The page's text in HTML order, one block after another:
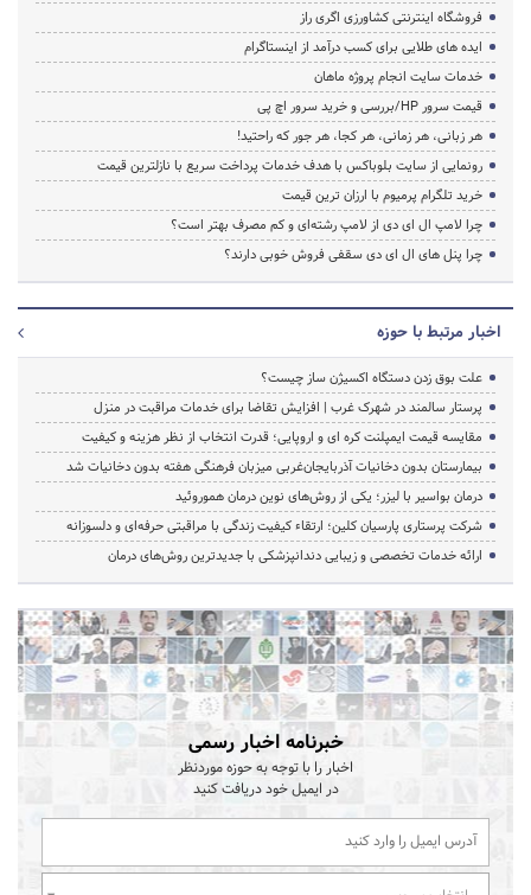
فروشگاه اینترنتی کشاورزی اگری راز
ایده های طلایی برای کسب درآمد از اینستاگرام
خدمات سایت انجام پروژه ماهان
قیمت سرور HP/بررسی و خرید سرور اچ پی
هر زبانی، هر زمانی، هر کجا، هر جور که راحتید!
رونمایی از سایت بلوباکس با هدف خدمات پرداخت سریع با نازلترین قیمت
خرید تلگرام پرمیوم با ارزان ترین قیمت
چرا لامپ ال ای دی از لامپ رشته‌ای و کم مصرف بهتر است؟
چرا پنل های ال ای دی سقفی فروش خوبی دارند؟
اخبار مرتبط با حوزه
علت بوق زدن دستگاه اکسیژن ساز چیست؟
پرستار سالمند در شهرک غرب | افزایش تقاضا برای خدمات مراقبت در منزل
مقایسه قیمت ایمپلنت کره ای و اروپایی؛ قدرت انتخاب از نظر هزینه و کیفیت
بیمارستان بدون دخانیات آذربایجان‌غربی میزبان فرهنگی هفته بدون دخانیات شد
درمان بواسیر با لیزر؛ یکی از روش‌های نوین درمان هموروئید
شرکت پرستاری پارسیان کلین؛ ارتقاء کیفیت زندگی با مراقبتی حرفه‌ای و دلسوزانه
ارائه خدمات تخصصی و زیبایی دندانپزشکی با جدیدترین روش‌های درمان
خبرنامه اخبار رسمی
اخبار را با توجه به حوزه موردنظر
در ایمیل خود دریافت کنید